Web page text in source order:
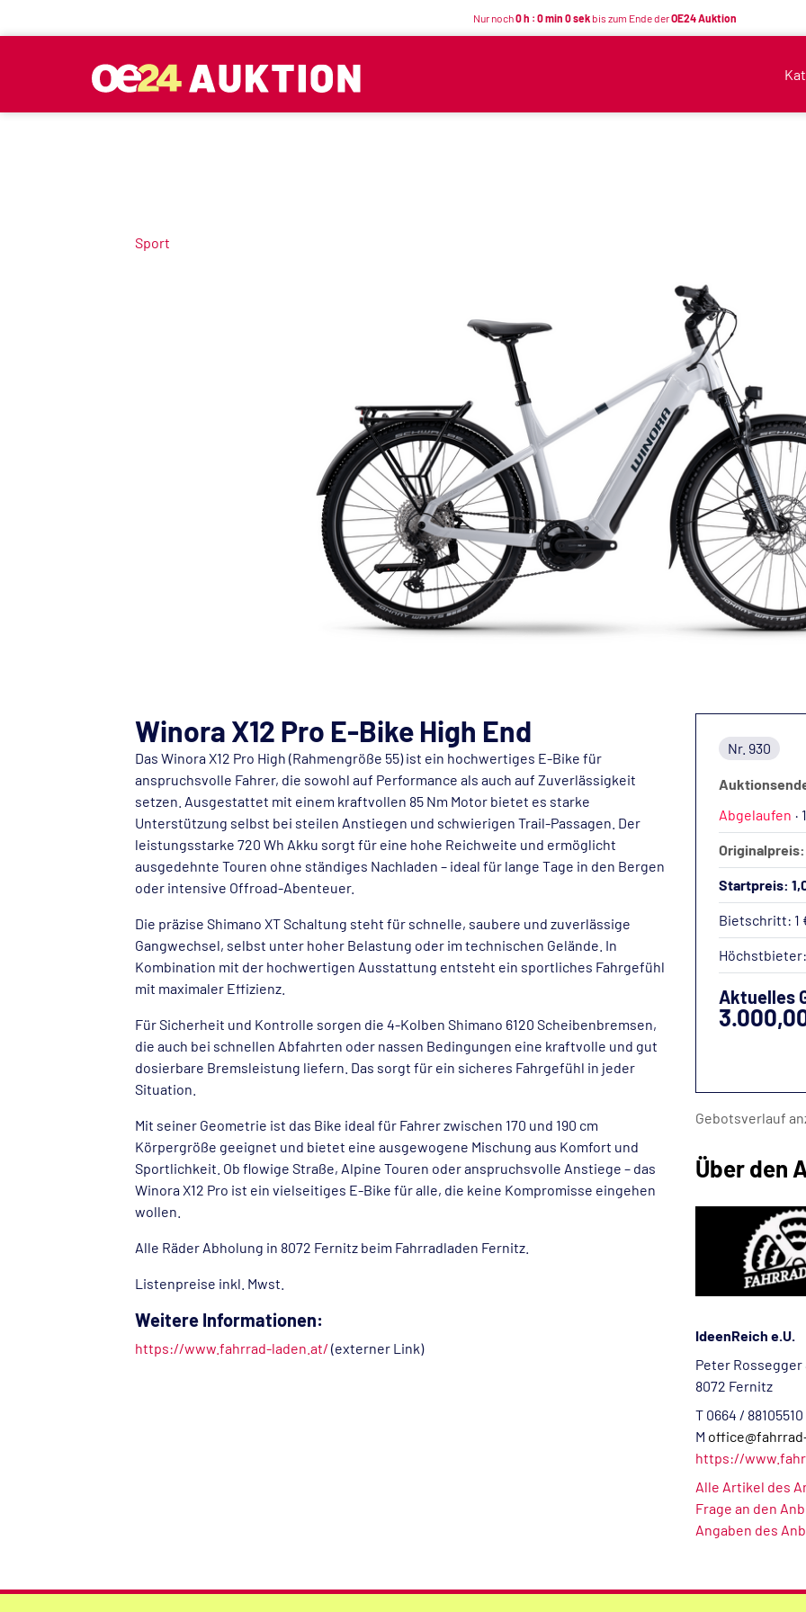
Nur noch0 h : 0 min 0 sekbis zum Ende derOE24 Auktion
Sport
Nr. 930
Abgelaufen ·
Startpreis:
Bietschritt: 1
Aktuelles
Gebotsverlauf
Über den
IdeenReich e.U.
Peter Rossegger
8072 Fernitz
T 0664 / 88105510
M
https://
Alle Artikel des
Frage an den
Angaben des
Winora X12 Pro E-Bike High End
Das Winora X12 Pro High (Rahmengröße 55) ist ein hochwertiges E-Bike für
anspruchsvolle Fahrer, die sowohl auf Performance als auch auf Zuverlässigkeit
setzen. Ausgestattet mit einem kraftvollen 85 Nm Motor bietet es starke
Unterstützung selbst bei steilen Anstiegen und schwierigen Trail-Passagen. Der
leistungsstarke 720 Wh Akku sorgt für eine hohe Reichweite und ermöglicht
ausgedehnte Touren ohne ständiges Nachladen – ideal für lange Tage in den Bergen
oder intensive Offroad-Abenteuer.
Die präzise Shimano XT Schaltung steht für schnelle, saubere und zuverlässige
Gangwechsel, selbst unter hoher Belastung oder im technischen Gelände. In
Kombination mit der hochwertigen Ausstattung entsteht ein sportliches Fahrgefühl
mit maximaler Effizienz.
Für Sicherheit und Kontrolle sorgen die 4-Kolben Shimano 6120 Scheibenbremsen,
die auch bei schnellen Abfahrten oder nassen Bedingungen eine kraftvolle und gut
dosierbare Bremsleistung liefern. Das sorgt für ein sicheres Fahrgefühl in jeder
Situation.
Mit seiner Geometrie ist das Bike ideal für Fahrer zwischen 170 und 190 cm
Körpergröße geeignet und bietet eine ausgewogene Mischung aus Komfort und
Sportlichkeit. Ob flowige Straße, Alpine Touren oder anspruchsvolle Anstiege – das
Winora X12 Pro ist ein vielseitiges E-Bike für alle, die keine Kompromisse eingehen
wollen.
Alle Räder Abholung in 8072 Fernitz beim Fahrradladen Fernitz.
Listenpreise inkl. Mwst.
Weitere Informationen:
https://www.fahrrad-laden.at/ (externer Link)